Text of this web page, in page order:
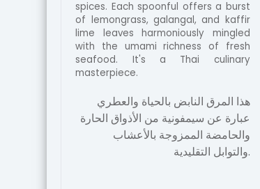
spices. Each spoonful offers a burst
of lemongrass, galangal, and kaffir
lime leaves harmoniously mingled
with the umami richness of fresh
seafood. It's a Thai culinary
masterpiece.
هذا المرق النابض بالحياة والعطري
عبارة عن سيمفونية من الأذواق الحارة
والحامضة الممزوجة بالأعشاب
والتوابل التقليدية.